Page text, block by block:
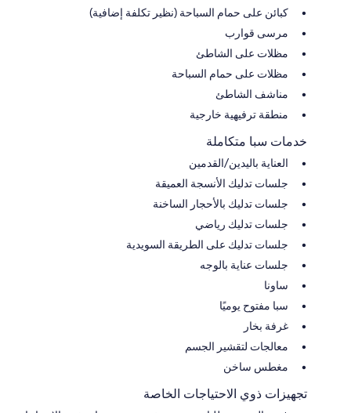
كبائن على حمام السباحة (نظير تكلفة إضافية)
مرسى قوارب
مظلات على الشاطئ
مظلات على حمام السباحة
مناشف الشاطئ
منطقة ترفيهية خارجية
خدمات سبا متكاملة
العناية باليدين/القدمين
جلسات تدليك الأنسجة العميقة
جلسات تدليك بالأحجار الساخنة
جلسات تدليك رياضي
جلسات تدليك على الطريقة السويدية
جلسات عناية بالوجه
ساونا
سبا مفتوح يوميًا
غرفة بخار
معالجات لتقشير الجسم
مغطس ساخن
تجهيزات ذوي الاحتياجات الخاصة